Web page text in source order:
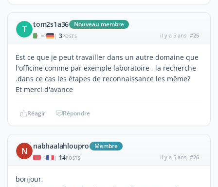
T tom2s1a36 Nouveau membre
| 3POSTS il y a 5 ans #25
Est ce que je peut travailler dans un autre domaine que
l'officine comme par exemple laboratoire , la recherche
.dans ce cas les étapes de reconnaissance les même?
Et merci d'avance
Réagir Répondre
N nabhaalahloupro Membre
| 14POSTS il y a 5 ans #26
bonjour,